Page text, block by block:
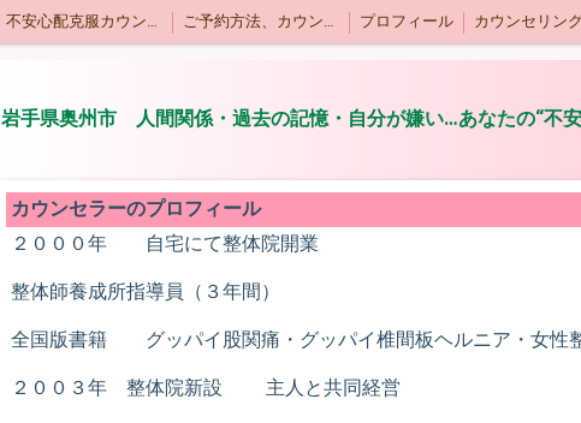
不安心配克服カウンセリングについて ご予約方法、カウンセリング時間・料金 プロフィール カウンセリン
岩手県奥州市 人間関係・過去の記憶・自分が嫌い…あなたの“不
カウンセラーのプロフィール
２０００年 自宅にて整体院開業
整体師養成所指導員（３年間）
全国版書籍 グッパイ股関痛・グッパイ椎間板ヘルニア・女性
２００３年 整体院新設 主人と共同経営